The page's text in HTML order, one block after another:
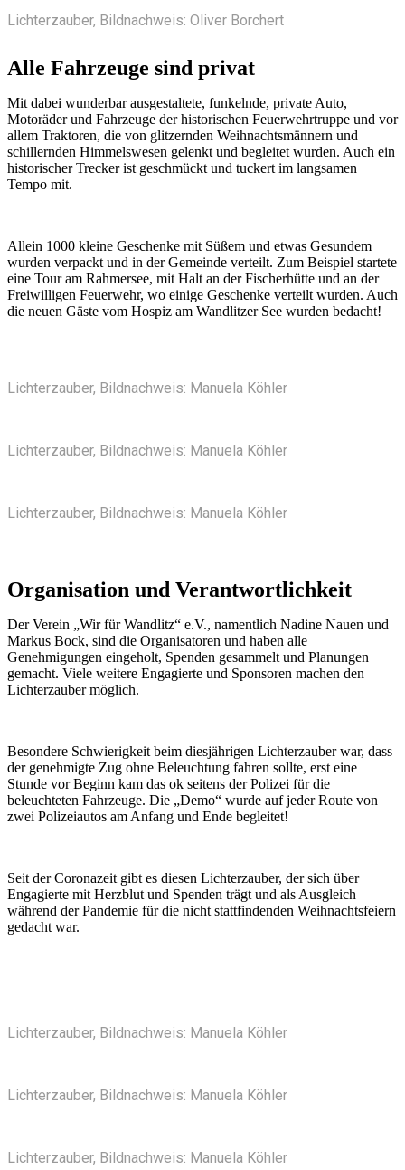
Lichterzauber, Bildnachweis: Oliver Borchert
Alle Fahrzeuge sind privat
Mit dabei wunderbar ausgestaltete, funkelnde, private Auto,
Motoräder und Fahrzeuge der historischen Feuerwehrtruppe und vor
allem Traktoren, die von glitzernden Weihnachtsmännern und
schillernden Himmelswesen gelenkt und begleitet wurden. Auch ein
historischer Trecker ist geschmückt und tuckert im langsamen
Tempo mit.
Allein 1000 kleine Geschenke mit Süßem und etwas Gesundem
wurden verpackt und in der Gemeinde verteilt. Zum Beispiel startete
eine Tour am Rahmersee, mit Halt an der Fischerhütte und an der
Freiwilligen Feuerwehr, wo einige Geschenke verteilt wurden. Auch
die neuen Gäste vom Hospiz am Wandlitzer See wurden bedacht!
Lichterzauber, Bildnachweis: Manuela Köhler
Lichterzauber, Bildnachweis: Manuela Köhler
Lichterzauber, Bildnachweis: Manuela Köhler
Organisation und Verantwortlichkeit
Der Verein „Wir für Wandlitz“ e.V., namentlich Nadine Nauen und
Markus Bock, sind die Organisatoren und haben alle
Genehmigungen eingeholt, Spenden gesammelt und Planungen
gemacht. Viele weitere Engagierte und Sponsoren machen den
Lichterzauber möglich.
Besondere Schwierigkeit beim diesjährigen Lichterzauber war, dass
der genehmigte Zug ohne Beleuchtung fahren sollte, erst eine
Stunde vor Beginn kam das ok seitens der Polizei für die
beleuchteten Fahrzeuge. Die „Demo“ wurde auf jeder Route von
zwei Polizeiautos am Anfang und Ende begleitet!
Seit der Coronazeit gibt es diesen Lichterzauber, der sich über
Engagierte mit Herzblut und Spenden trägt und als Ausgleich
während der Pandemie für die nicht stattfindenden Weihnachtsfeiern
gedacht war.
Lichterzauber, Bildnachweis: Manuela Köhler
Lichterzauber, Bildnachweis: Manuela Köhler
Lichterzauber, Bildnachweis: Manuela Köhler